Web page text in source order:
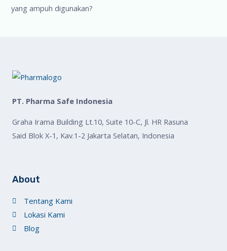
yang ampuh digunakan?
PT. Pharma Safe Indonesia
Graha Irama Building Lt.10, Suite 10-C, Jl. HR Rasuna
Said Blok X-1, Kav.1-2 Jakarta Selatan, Indonesia
About
Tentang Kami
Lokasi Kami
Blog